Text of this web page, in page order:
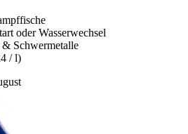
oder Wasserwechsel
Schwermetalle
/ l)